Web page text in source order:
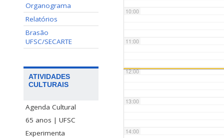
Organograma
Relatórios
Brasão
UFSC/SECARTE
ATIVIDADES
CULTURAIS
Agenda Cultural
65 anos | UFSC
Experimenta
10:00
11:00
12:00
13:00
14:00